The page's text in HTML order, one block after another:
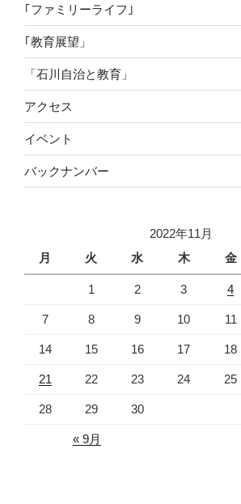
｢ファミリーライフ｣
｢教育展望」
「石川自治と教育」
アクセス
イベント
バックナンバー
2022年11月
月
火 水 木 金
1 2 3 4
7 8 9 10 11
14 15 16 17 18
21 22 23 24 25
28 29 30
« 9月